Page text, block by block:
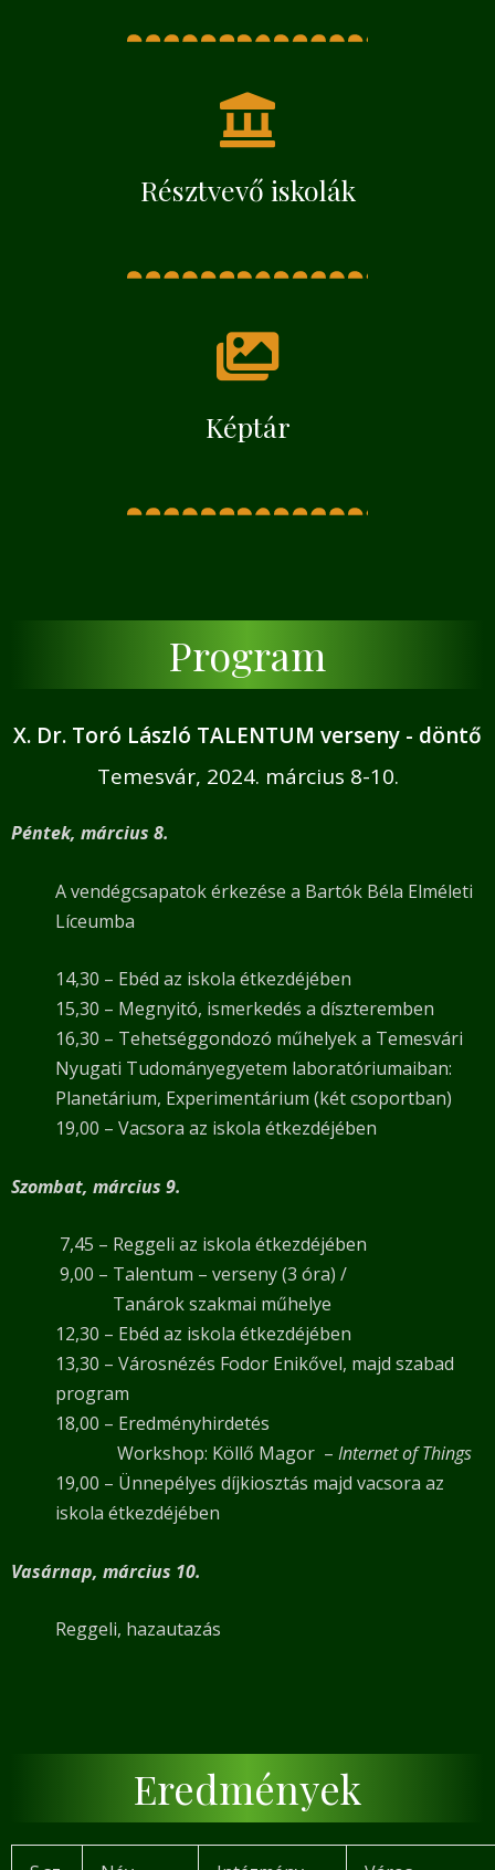
Résztvevő iskolák
Képtár
Program
X. Dr. Toró László TALENTUM verseny - döntő
Temesvár, 2024. március 8-10.
Péntek, március 8.
A vendégcsapatok érkezése a Bartók Béla Elméleti
Líceumba
14,30 – Ebéd az iskola étkezdéjében
15,30 – Megnyitó, ismerkedés a díszteremben
16,30 – Tehetséggondozó műhelyek a Temesvári
Nyugati Tudományegyetem laboratóriumaiban:
Planetárium, Experimentárium (két csoportban)
19,00 – Vacsora az iskola étkezdéjében
Szombat, március 9.
7,45 – Reggeli az iskola étkezdéjében
9,00 – Talentum – verseny (3 óra) /
Tanárok szakmai műhelye
12,30 – Ebéd az iskola étkezdéjében
13,30 – Városnézés Fodor Enikővel, majd szabad
program
18,00 – Eredményhirdetés
Workshop: Köllő Magor – Internet of Things
19,00 – Ünnepélyes díjkiosztás majd vacsora az
iskola étkezdéjében
Vasárnap, március 10.
Reggeli, hazautazás
Eredmények